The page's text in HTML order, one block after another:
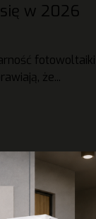
w 2026
fotowoltaiki
że...